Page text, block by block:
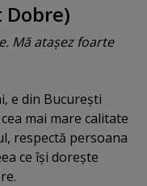
Mă ataşez foarte
e din Bucureşti
mai mare calitate
respectă persoana
ce îşi doreşte